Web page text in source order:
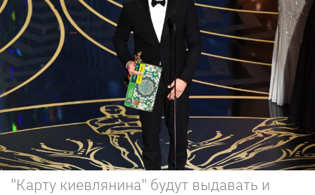
"Карту киевлянина" будут выдавать и